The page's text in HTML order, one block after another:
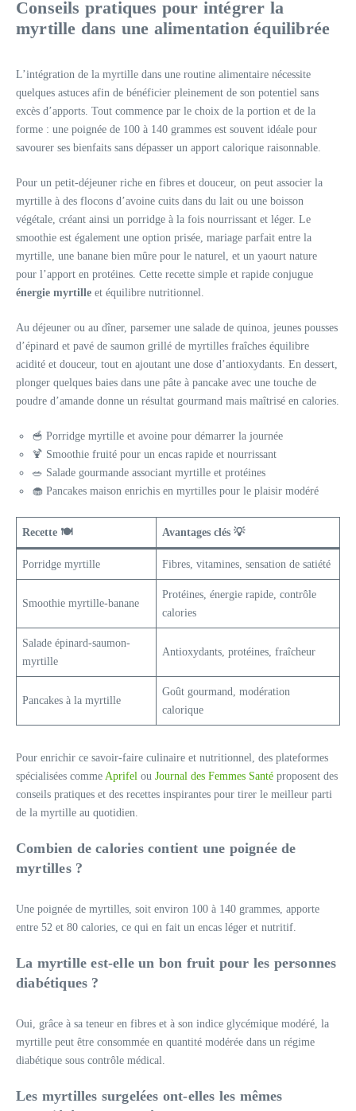
Conseils pratiques pour intégrer la
myrtille dans une alimentation équilibrée
L’intégration de la myrtille dans une routine alimentaire nécessite
quelques astuces afin de bénéficier pleinement de son potentiel sans
excès d’apports. Tout commence par le choix de la portion et de la
forme : une poignée de 100 à 140 grammes est souvent idéale pour
savourer ses bienfaits sans dépasser un apport calorique raisonnable.
Pour un petit-déjeuner riche en fibres et douceur, on peut associer la
myrtille à des flocons d’avoine cuits dans du lait ou une boisson
végétale, créant ainsi un porridge à la fois nourrissant et léger. Le
smoothie est également une option prisée, mariage parfait entre la
myrtille, une banane bien mûre pour le naturel, et un yaourt nature
pour l’apport en protéines. Cette recette simple et rapide conjugue
énergie myrtille et équilibre nutritionnel.
Au déjeuner ou au dîner, parsemer une salade de quinoa, jeunes pousses
d’épinard et pavé de saumon grillé de myrtilles fraîches équilibre
acidité et douceur, tout en ajoutant une dose d’antioxydants. En dessert,
plonger quelques baies dans une pâte à pancake avec une touche de
poudre d’amande donne un résultat gourmand mais maîtrisé en calories.
🥣 Porridge myrtille et avoine pour démarrer la journée
🍹 Smoothie fruité pour un encas rapide et nourrissant
🥗 Salade gourmande associant myrtille et protéines
🧁 Pancakes maison enrichis en myrtilles pour le plaisir modéré
Recette 🍽️ Avantages clés 💡
Porridge myrtille Fibres, vitamines, sensation de satiété
Smoothie myrtille-banane
Protéines, énergie rapide, contrôle
calories
Salade épinard-saumon-
myrtille
Antioxydants, protéines, fraîcheur
Pancakes à la myrtille
Goût gourmand, modération
calorique
Pour enrichir ce savoir-faire culinaire et nutritionnel, des plateformes
spécialisées comme Aprifel ou Journal des Femmes Santé proposent des
conseils pratiques et des recettes inspirantes pour tirer le meilleur parti
de la myrtille au quotidien.
Combien de calories contient une poignée de
myrtilles ?
Une poignée de myrtilles, soit environ 100 à 140 grammes, apporte
entre 52 et 80 calories, ce qui en fait un encas léger et nutritif.
La myrtille est-elle un bon fruit pour les personnes
diabétiques ?
Oui, grâce à sa teneur en fibres et à son indice glycémique modéré, la
myrtille peut être consommée en quantité modérée dans un régime
diabétique sous contrôle médical.
Les myrtilles surgelées ont-elles les mêmes